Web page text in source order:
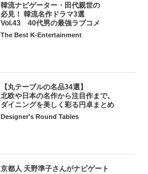
韓流ナビゲーター・田代親世の
必見！ 韓流名作ドラマ3選
Vol.43 40代男の最強ラブコメ
The Best K-Entertainment
【丸テーブルの名品34選】
北欧や日本の名作から注目作まで。
ダイニングを美しく彩る円卓まとめ
Designer's Round Tables
京都人 天野準子さんがナビゲート